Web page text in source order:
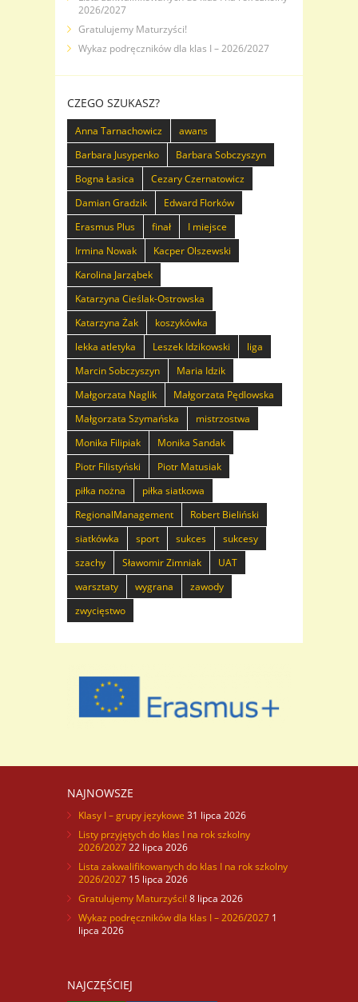
2026/2027
Gratulujemy Maturzyści!
Wykaz podręczników dla klas I – 2026/2027
CZEGO SZUKASZ?
Anna Tarnachowicz
awans
Barbara Jusypenko
Barbara Sobczyszyn
Bogna Łasica
Cezary Czernatowicz
Damian Gradzik
Edward Florków
Erasmus Plus
finał
I miejsce
Irmina Nowak
Kacper Olszewski
Karolina Jarząbek
Katarzyna Cieślak-Ostrowska
Katarzyna Żak
koszykówka
lekka atletyka
Leszek Idzikowski
liga
Marcin Sobczyszyn
Maria Idzik
Małgorzata Naglik
Małgorzata Pędlowska
Małgorzata Szymańska
mistrzostwa
Monika Filipiak
Monika Sandak
Piotr Filistyński
Piotr Matusiak
piłka nożna
piłka siatkowa
RegionalManagement
Robert Bieliński
siatkówka
sport sukces
sukcesy
szachy
Sławomir Zimniak
UAT
warsztaty
wygrana
zawody
zwycięstwo
NAJNOWSZE
Klasy I – grupy językowe 31 lipca 2026
Listy przyjętych do klas I na rok szkolny
2026/202722 lipca 2026
Lista zakwalifikowanych do klas I na rok szkolny
2026/2027 15 lipca 2026
Gratulujemy Maturzyści!8 lipca 2026
Wykaz podręczników dla klas I – 2026/2027 1
lipca 2026
NAJCZĘŚCIEJ